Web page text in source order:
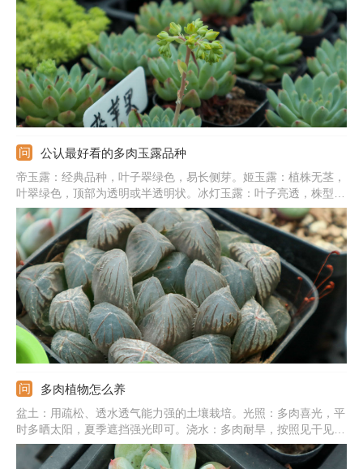
植株可适当控水，保证良好的通风性。
公认最好看的多肉玉露品种
帝玉露：经典品种，叶子翠绿色，易长侧芽。姬玉露：植株无茎，
叶翠绿色，顶部为透明或半透明状。冰灯玉露：叶子亮透，株型
大，生长紧凑，叶片饱满肥厚。宫灯玉露：顶部有细绒毛，叶片深
绿色，顶部有纹路。霓虹灯玉露：叶片为三角形，顶端有窗，大且
亮，绿色，光照充足为紫黑色。
多肉植物怎么养
盆土：用疏松、透水透气能力强的土壤栽培。光照：多肉喜光，平
时多晒太阳，夏季遮挡强光即可。浇水：多肉耐旱，按照见干见湿
法浇水最好，夏冬季严格控水。温度：主要控制夏季和冬季的温
度，夏季加强通风，冬季搬到温暖处。施肥：春秋季最好每个月追